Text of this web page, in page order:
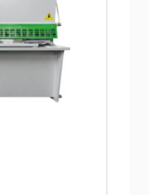
garantisce
il metallo con i
tagli lisci e
di cesoie per